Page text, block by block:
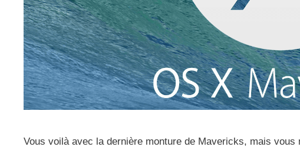
Vous voilà avec la dernière monture de Mavericks, mais